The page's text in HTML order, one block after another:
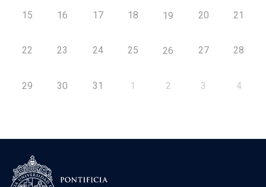
15 16 17 18 19 20 21
22 23 24 25 26 27 28
29 30 31 1 2 3 4